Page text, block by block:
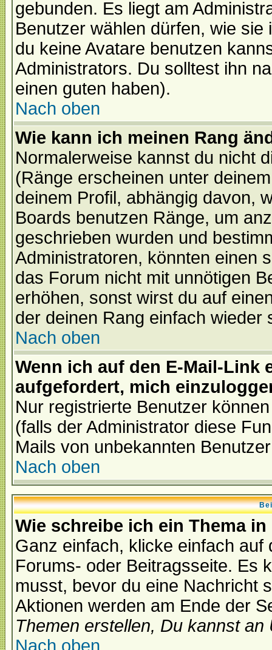
gebunden. Es liegt am
Benutzer wählen dürfen, wie
du keine Avatare benutzen
Administrators. Du solltest ihn
einen guten haben).
Nach oben
Wie kann ich meinen Rang
Normalerweise kannst du nicht
(Ränge erscheinen unter
deinem Profil, abhängig davon,
Boards benutzen Ränge, um
geschrieben wurden und
Administratoren, könnten einen
das Forum nicht mit unnötigen
erhöhen, sonst wirst du auf
der deinen Rang einfach wieder
Nach oben
Wenn ich auf den E-Mail-Link
aufgefordert, mich
Nur registrierte Benutzer
(falls der Administrator diese
Mails von unbekannten
Nach oben
Wie schreibe ich ein Thema
Ganz einfach, klicke einfach
Forums- oder Beitragsseite. Es
musst, bevor du eine Nachricht
Aktionen werden am Ende der
Themen erstellen, Du kannst
Nach oben